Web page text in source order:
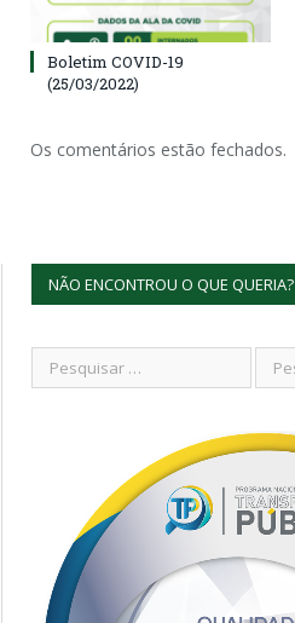
Boletim COVID-19
(25/03/2022)
Os comentários estão fechados.
NÃO ENCONTROU O QUE QUERIA?